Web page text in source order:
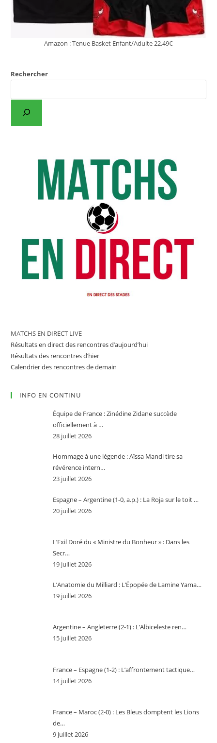
Amazon : Tenue Basket Enfant/Adulte 22,49€
Rechercher
MATCHS EN DIRECT LIVE
Résultats en direct des rencontres d’aujourd’hui
Résultats des rencontres d’hier
Calendrier des rencontres de demain
INFO EN CONTINU
Équipe de France : Zinédine Zidane succède
officiellement à …
28 juillet 2026
Hommage à une légende : Aïssa Mandi tire sa
révérence intern…
23 juillet 2026
Espagne – Argentine (1-0, a.p.) : La Roja sur le toit …
20 juillet 2026
L’Exil Doré du « Ministre du Bonheur » : Dans les
Secr…
19 juillet 2026
L’Anatomie du Milliard : L’Épopée de Lamine Yama…
19 juillet 2026
Argentine – Angleterre (2-1) : L’Albiceleste ren…
15 juillet 2026
France – Espagne (1-2) : L’affrontement tactique…
14 juillet 2026
France – Maroc (2-0) : Les Bleus domptent les Lions
de…
9 juillet 2026